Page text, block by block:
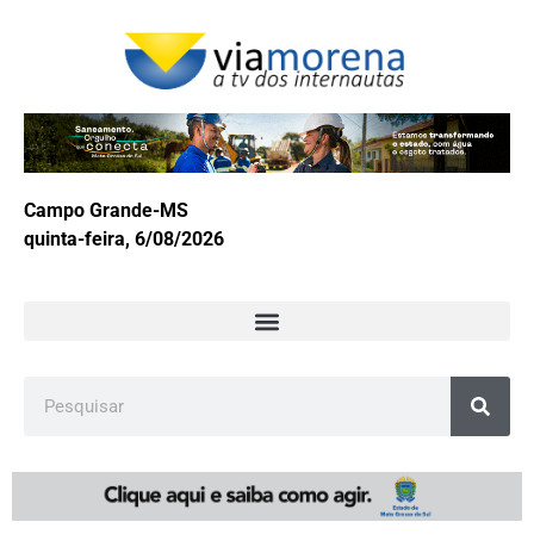
Campo Grande-MS
quinta-feira, 6/08/2026